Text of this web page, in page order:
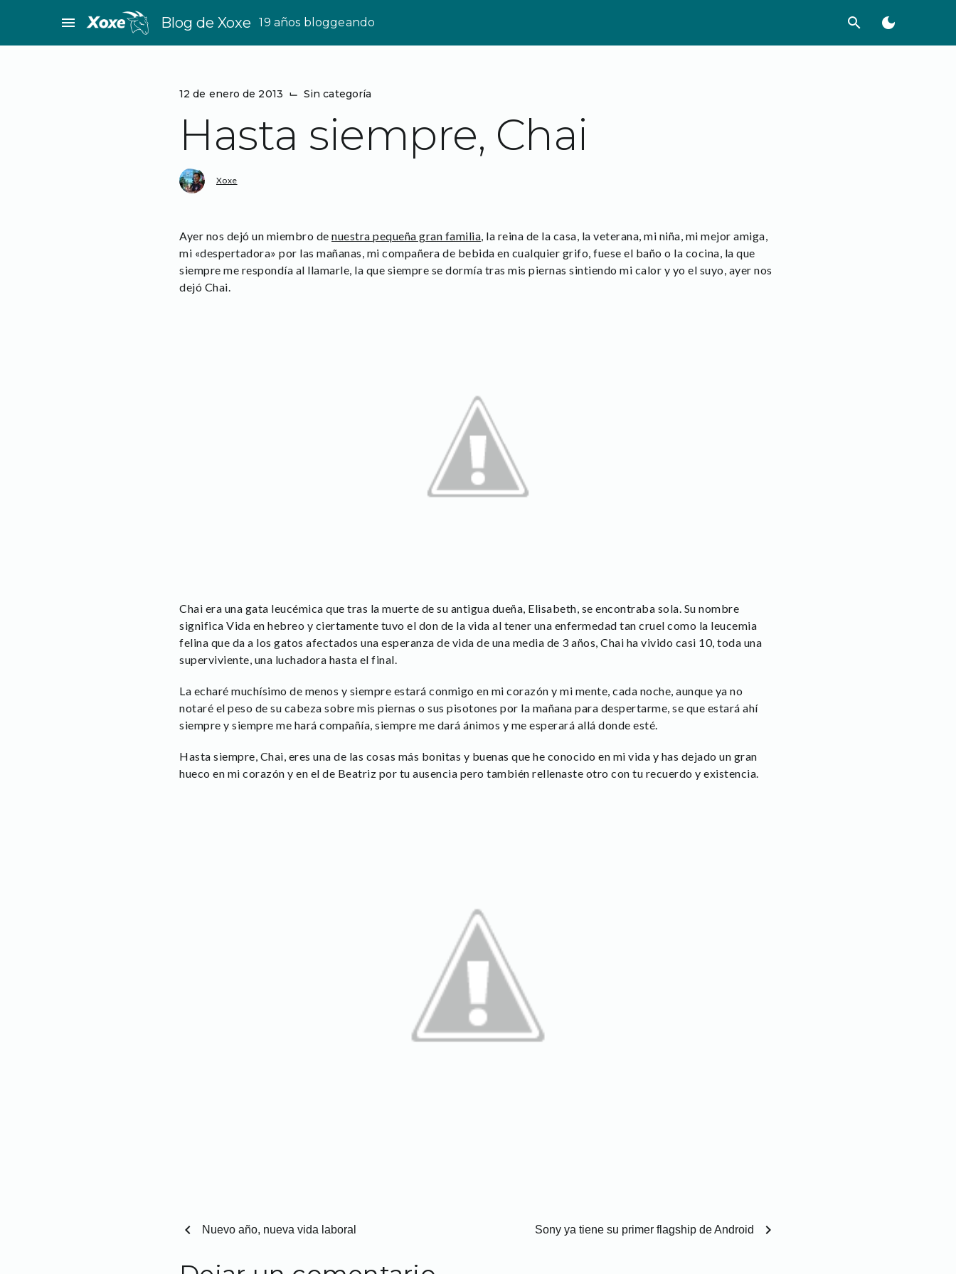
menu Blog de Xoxe 19 años bloggeando search dark_mode
12 de enero de 2013 ⌙ Sin categoría
Hasta siempre, Chai
Xoxe
Ayer nos dejó un miembro de nuestra pequeña gran familia, la reina de la casa, la veterana, mi niña, mi mejor amiga,
mi «despertadora» por las mañanas, mi compañera de bebida en cualquier grifo, fuese el baño o la cocina, la que
siempre me respondía al llamarle, la que siempre se dormía tras mis piernas sintiendo mi calor y yo el suyo, ayer nos
dejó Chai.
Chai era una gata leucémica que tras la muerte de su antigua dueña, Elisabeth, se encontraba sola. Su nombre
significa Vida en hebreo y ciertamente tuvo el don de la vida al tener una enfermedad tan cruel como la leucemia
felina que da a los gatos afectados una esperanza de vida de una media de 3 años, Chai ha vivido casi 10, toda una
superviviente, una luchadora hasta el final.
La echaré muchísimo de menos y siempre estará conmigo en mi corazón y mi mente, cada noche, aunque ya no
notaré el peso de su cabeza sobre mis piernas o sus pisotones por la mañana para despertarme, se que estará ahí
siempre y siempre me hará compañía, siempre me dará ánimos y me esperará allá donde esté.
Hasta siempre, Chai, eres una de las cosas más bonitas y buenas que he conocido en mi vida y has dejado un gran
hueco en mi corazón y en el de Beatriz por tu ausencia pero también rellenaste otro con tu recuerdo y existencia.
chevron_left Nuevo año, nueva vida laboral Sony ya tiene su primer flagship de Android chevron_right